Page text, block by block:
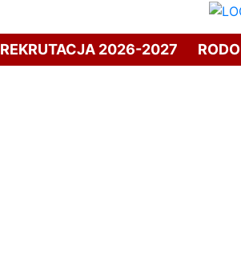
REKRUTACJA 2026-2027 RODO